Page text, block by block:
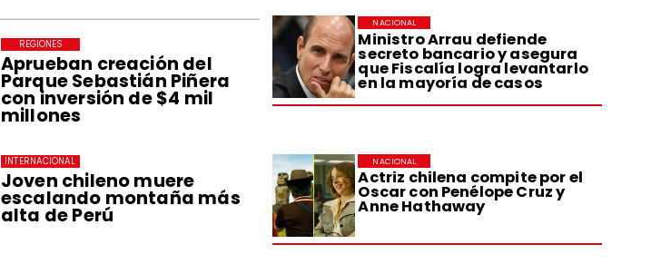
Ministro Arrau defiende
secreto bancario y asegura
que Fiscalía logra levantarlo
en la mayoría de casos
NACIONAL
Actriz chilena compite por el
Oscar con Penélope Cruz y
Anne Hathaway
NACIONAL
Aprueban creación del
Parque Sebastián Piñera
con inversión de $4 mil
millones
REGIONES
Joven chileno muere
escalando montaña más
alta de Perú
INTERNACIONAL